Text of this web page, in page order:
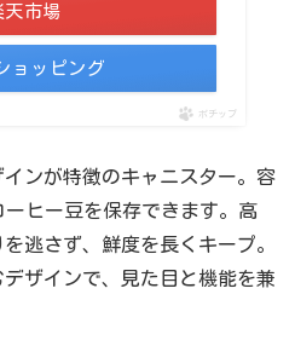
天市場
ョッピング
ポチップ
ンが特徴のキャニスター。容
ーヒー豆を保存できます。高
逃さず、鮮度を長くキープ。
ザインで、見た目と機能を兼